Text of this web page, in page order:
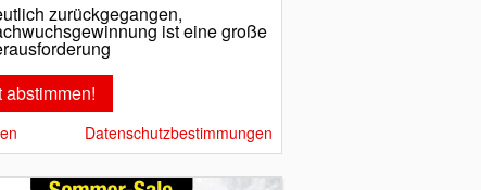
zurückgegangen,
ist eine große
Datenschutzbestimmungen